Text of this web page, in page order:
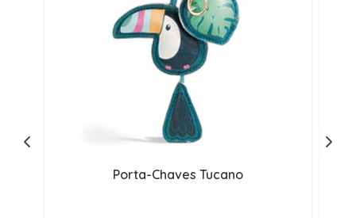
Porta-Chaves Tucano